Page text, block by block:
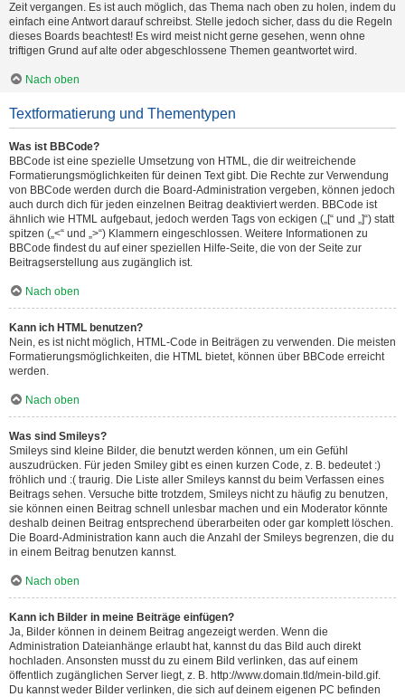
Zeit vergangen. Es ist auch möglich, das Thema nach oben zu holen, indem du
einfach eine Antwort darauf schreibst. Stelle jedoch sicher, dass du die Regeln
dieses Boards beachtest! Es wird meist nicht gerne gesehen, wenn ohne
triftigen Grund auf alte oder abgeschlossene Themen geantwortet wird.
Nach oben
Textformatierung und Thementypen
Was ist BBCode?
BBCode ist eine spezielle Umsetzung von HTML, die dir weitreichende
Formatierungsmöglichkeiten für deinen Text gibt. Die Rechte zur Verwendung
von BBCode werden durch die Board-Administration vergeben, können jedoch
auch durch dich für jeden einzelnen Beitrag deaktiviert werden. BBCode ist
ähnlich wie HTML aufgebaut, jedoch werden Tags von eckigen („[“ und „]“) statt
spitzen („<“ und „>“) Klammern eingeschlossen. Weitere Informationen zu
BBCode findest du auf einer speziellen Hilfe-Seite, die von der Seite zur
Beitragserstellung aus zugänglich ist.
Nach oben
Kann ich HTML benutzen?
Nein, es ist nicht möglich, HTML-Code in Beiträgen zu verwenden. Die meisten
Formatierungsmöglichkeiten, die HTML bietet, können über BBCode erreicht
werden.
Nach oben
Was sind Smileys?
Smileys sind kleine Bilder, die benutzt werden können, um ein Gefühl
auszudrücken. Für jeden Smiley gibt es einen kurzen Code, z. B. bedeutet :)
fröhlich und :( traurig. Die Liste aller Smileys kannst du beim Verfassen eines
Beitrags sehen. Versuche bitte trotzdem, Smileys nicht zu häufig zu benutzen,
sie können einen Beitrag schnell unlesbar machen und ein Moderator könnte
deshalb deinen Beitrag entsprechend überarbeiten oder gar komplett löschen.
Die Board-Administration kann auch die Anzahl der Smileys begrenzen, die du
in einem Beitrag benutzen kannst.
Nach oben
Kann ich Bilder in meine Beiträge einfügen?
Ja, Bilder können in deinem Beitrag angezeigt werden. Wenn die
Administration Dateianhänge erlaubt hat, kannst du das Bild auch direkt
hochladen. Ansonsten musst du zu einem Bild verlinken, das auf einem
öffentlich zugänglichen Server liegt, z. B. http://www.domain.tld/mein-bild.gif.
Du kannst weder Bilder verlinken, die sich auf deinem eigenen PC befinden